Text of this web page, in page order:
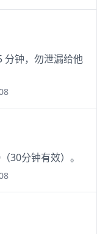
分钟，勿泄漏给他
30分钟有效）。